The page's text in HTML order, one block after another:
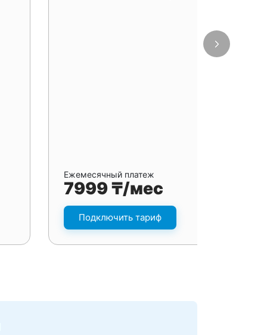
Ежемесячный платеж
7999 ₸/мес
Подключить тариф